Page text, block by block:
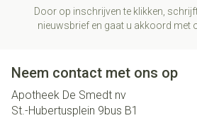
Door op inschrijven te klikken,
nieuwsbrief en gaat u akkoord met
Neem contact met ons op
Apotheek De Smedt nv
St.-Hubertusplein 9bus B1